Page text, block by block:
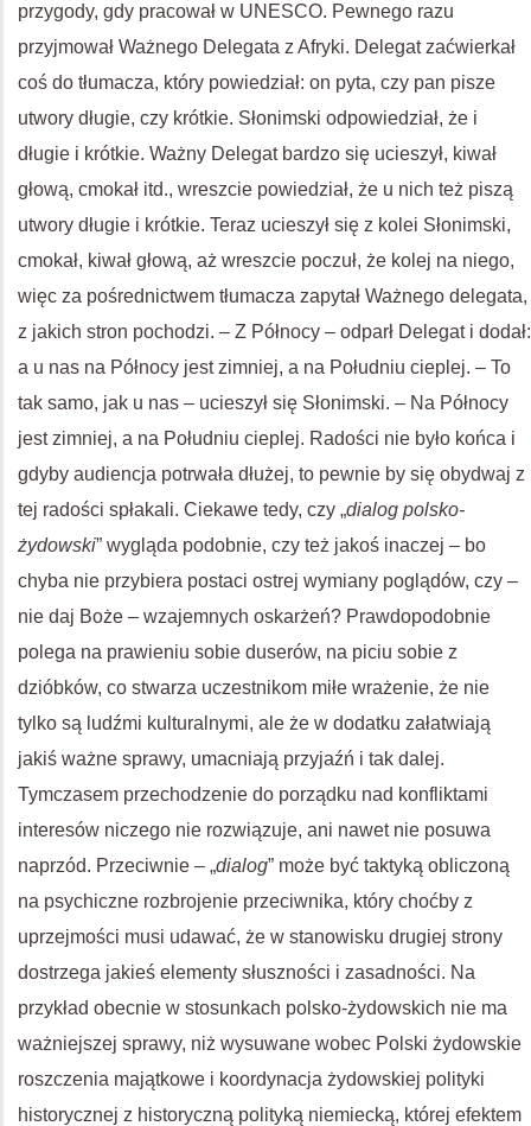
przygody, gdy pracował w UNESCO. Pewnego razu
przyjmował Ważnego Delegata z Afryki. Delegat zaćwierkał
coś do tłumacza, który powiedział: on pyta, czy pan pisze
utwory długie, czy krótkie. Słonimski odpowiedział, że i
długie i krótkie. Ważny Delegat bardzo się ucieszył, kiwał
głową, cmokał itd., wreszcie powiedział, że u nich też piszą
utwory długie i krótkie. Teraz ucieszył się z kolei Słonimski,
cmokał, kiwał głową, aż wreszcie poczuł, że kolej na niego,
więc za pośrednictwem tłumacza zapytał Ważnego delegata,
z jakich stron pochodzi. – Z Północy – odparł Delegat i dodał:
a u nas na Północy jest zimniej, a na Południu cieplej. – To
tak samo, jak u nas – ucieszył się Słonimski. – Na Północy
jest zimniej, a na Południu cieplej. Radości nie było końca i
gdyby audiencja potrwała dłużej, to pewnie by się obydwaj z
tej radości spłakali. Ciekawe tedy, czy „dialog polsko-
żydowski” wygląda podobnie, czy też jakoś inaczej – bo
chyba nie przybiera postaci ostrej wymiany poglądów, czy –
nie daj Boże – wzajemnych oskarżeń? Prawdopodobnie
polega na prawieniu sobie duserów, na piciu sobie z
dzióbków, co stwarza uczestnikom miłe wrażenie, że nie
tylko są ludźmi kulturalnymi, ale że w dodatku załatwiają
jakiś ważne sprawy, umacniają przyjaźń i tak dalej.
Tymczasem przechodzenie do porządku nad konfliktami
interesów niczego nie rozwiązuje, ani nawet nie posuwa
naprzód. Przeciwnie – „dialog” może być taktyką obliczoną
na psychiczne rozbrojenie przeciwnika, który choćby z
uprzejmości musi udawać, że w stanowisku drugiej strony
dostrzega jakieś elementy słuszności i zasadności. Na
przykład obecnie w stosunkach polsko-żydowskich nie ma
ważniejszej sprawy, niż wysuwane wobec Polski żydowskie
roszczenia majątkowe i koordynacja żydowskiej polityki
historycznej z historyczną polityką niemiecką, której efektem